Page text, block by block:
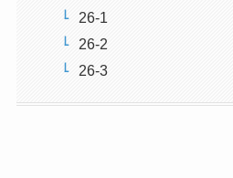
26-1
26-2
26-3